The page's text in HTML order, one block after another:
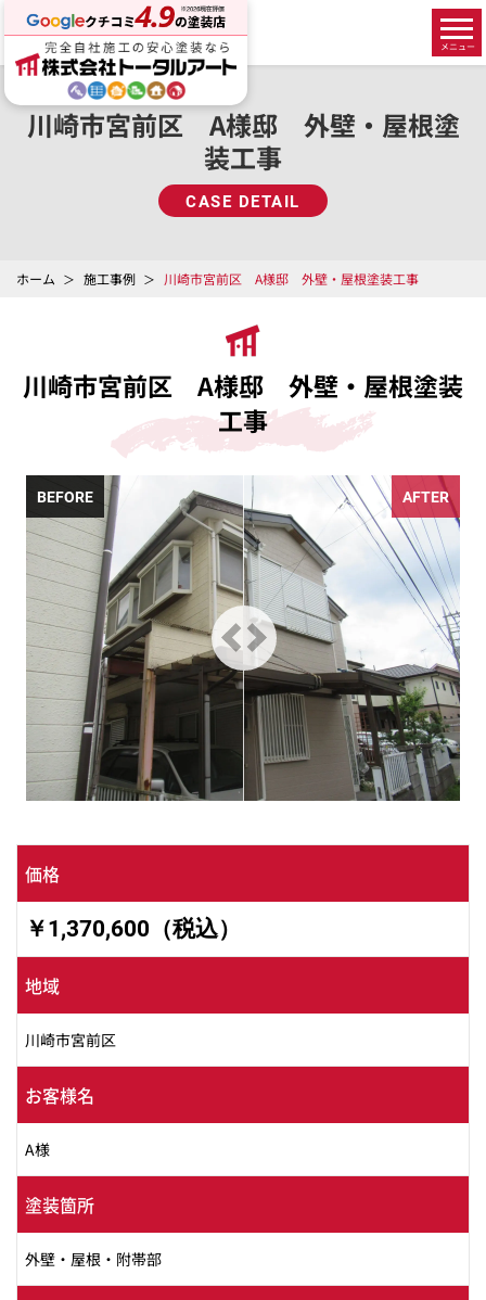
川崎市宮前区 A様邸 外壁・屋根塗
装工事
CASE DETAIL
ホーム 施工事例 川崎市宮前区 A様邸 外壁・屋根塗装工事
川崎市宮前区 A様邸 外壁・屋根塗装
工事
BEFORE AFTER
価格
￥1,370,600（税込）
地域
川崎市宮前区
お客様名
A様
塗装箇所
外壁・屋根・附帯部